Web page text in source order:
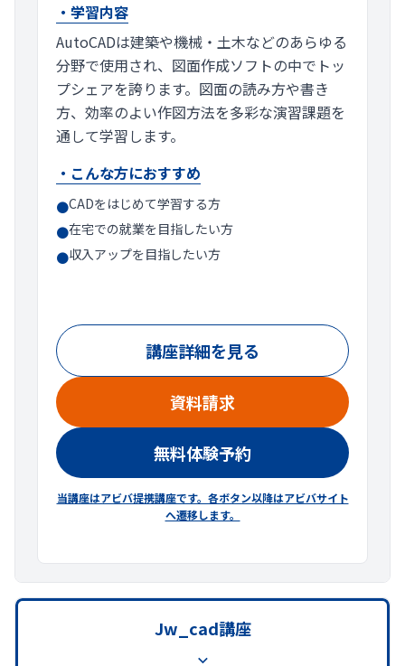
・学習内容
AutoCADは建築や機械・土木などのあらゆる
分野で使用され、図面作成ソフトの中でトッ
プシェアを誇ります。図面の読み方や書き
方、効率のよい作図方法を多彩な演習課題を
通して学習します。
・こんな方におすすめ
●CADをはじめて学習する方
●在宅での就業を目指したい方
●収入アップを目指したい方
講座詳細を見る
資料請求
無料体験予約
当講座はアビバ提携講座です。各ボタン以降はアビバサイト
へ遷移します。
Jw_cad講座